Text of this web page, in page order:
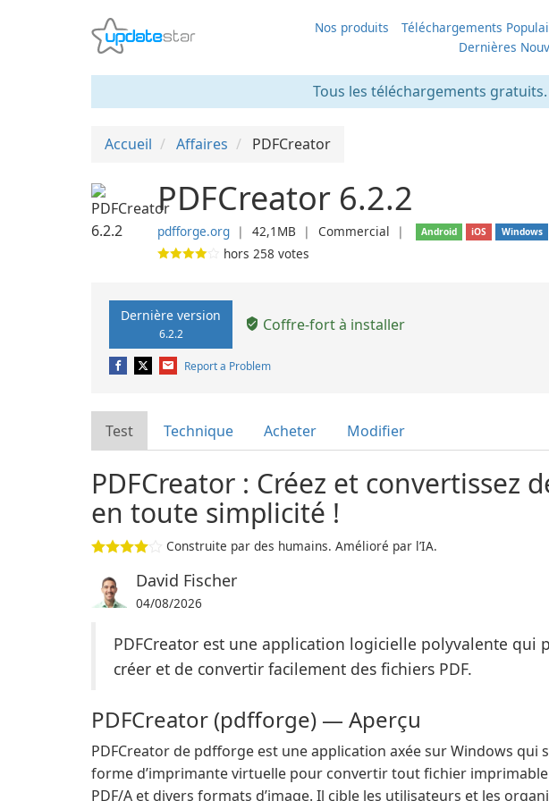
Nos produits Téléchargements
Dernières
Tous les téléchargements
Accueil Affaires PDFCreator
PDFCreator 6.2.2
pdfforge.org ❘ 42,1MB ❘ Commercial ❘ Android iOS Windows
hors 258 votes
Dernière version
6.2.2 Coffre-fort à installer
Report a Problem
Test Technique Acheter Modifier
PDFCreator : Créez et convertissez
en toute simplicité !
Construite par des humains. Amélioré par l’IA.
David Fischer
04/08/2026
PDFCreator est une application logicielle polyvalente qui
créer et de convertir facilement des fichiers PDF.
PDFCreator (pdfforge) — Aperçu
PDFCreator de pdfforge est une application axée sur Windows qui
forme d’imprimante virtuelle pour convertir tout fichier imprimable
PDF/A et divers formats d’image. Il cible les utilisateurs et les